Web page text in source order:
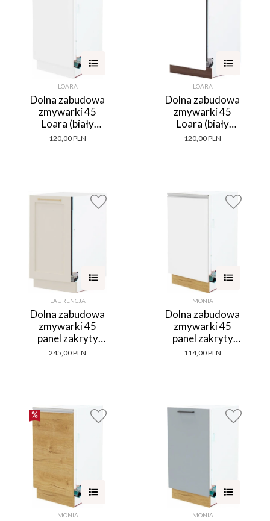
LOARA
Dolna zabudowa
zmywarki 45
Loara (biały
połysk)
120,00 PLN
LOARA
Dolna zabudowa
zmywarki 45
Loara (biały
połysk/orzech
120,00 PLN
LAURENCJA
Dolna zabudowa
zmywarki 45
panel zakryty
Laurencja
245,00 PLN
MONIA
Dolna zabudowa
zmywarki 45
panel zakryty
Monia (biały
114,00 PLN
MONIA MONIA